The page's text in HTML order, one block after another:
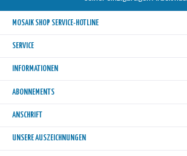
MOSAIK SHOP SERVICE-HOTLINE
SERVICE
INFORMATIONEN
ABONNEMENTS
ANSCHRIFT
UNSERE AUSZEICHNUNGEN